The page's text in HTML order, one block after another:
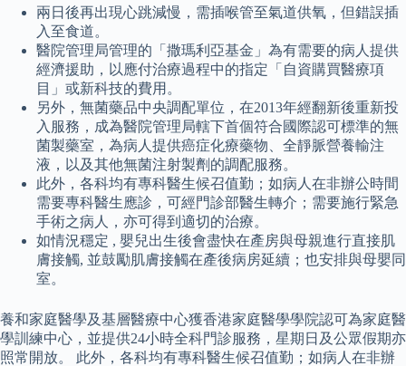
兩日後再出現心跳減慢，需插喉管至氣道供氧，但錯誤插
入至食道。
醫院管理局管理的「撒瑪利亞基金」為有需要的病人提供
經濟援助，以應付治療過程中的指定「自資購買醫療項
目」或新科技的費用。
另外，無菌藥品中央調配單位，在2013年經翻新後重新投
入服務，成為醫院管理局轄下首個符合國際認可標準的無
菌製藥室，為病人提供癌症化療藥物、全靜脈營養輸注
液，以及其他無菌注射製劑的調配服務。
此外，各科均有專科醫生候召值勤；如病人在非辦公時間
需要專科醫生應診，可經門診部醫生轉介；需要施行緊急
手術之病人，亦可得到適切的治療。
如情況穩定 , 嬰兒出生後會盡快在產房與母親進行直接肌
膚接觸, 並鼓勵肌膚接觸在產後病房延續；也安排與母嬰同
室。
養和家庭醫學及基層醫療中心獲香港家庭醫學學院認可為家庭醫
學訓練中心，並提供24小時全科門診服務，星期日及公眾假期亦
照常開放。 此外，各科均有專科醫生候召值勤；如病人在非辦